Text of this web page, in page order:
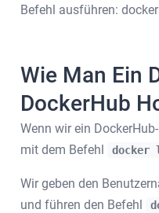
Befehl ausführen:
Wie Man Ein
DockerHub
Wenn wir ein
mit dem Befehl
docker
Wir geben den
und führen den Befehl